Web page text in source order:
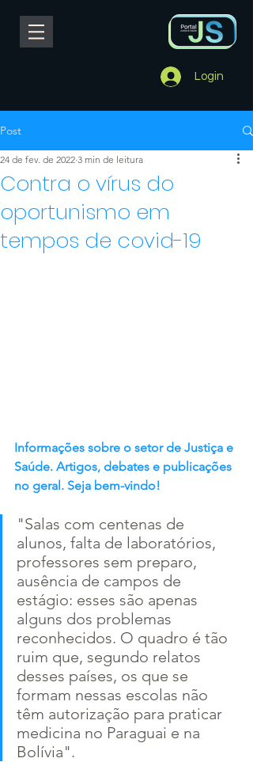
Login
Post
Contra o vírus do
oportunismo em
tempos de covid-19
24 de fev. de 2022 3 min de leitura
Informações sobre o setor de Justiça e
Saúde. Artigos, debates e publicações
no geral. Seja bem-vindo!
"Salas com centenas de
alunos, falta de laboratórios,
professores sem preparo,
ausência de campos de
estágio: esses são apenas
alguns dos problemas
reconhecidos. O quadro é tão
ruim que, segundo relatos
desses países, os que se
formam nessas escolas não
têm autorização para praticar
medicina no Paraguai e na
Bolívia".